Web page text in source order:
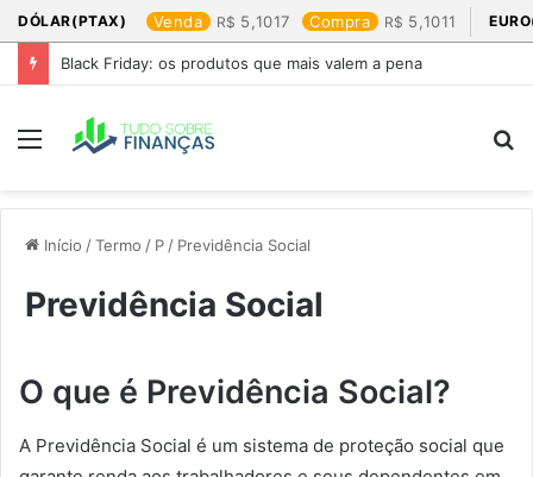
DÓLAR(PTAX) Venda 5,1017 Compra 5,1011
Black Friday: os produtos que mais valem a pena
Menu
Início /Termo / P / Previdência Social
Previdência Social
O que é Previdência Social?
A Previdência Social é um sistema de proteção social que